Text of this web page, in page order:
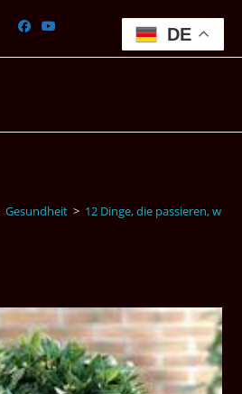
Gesundheit > 12 Dinge, die passieren,
DE